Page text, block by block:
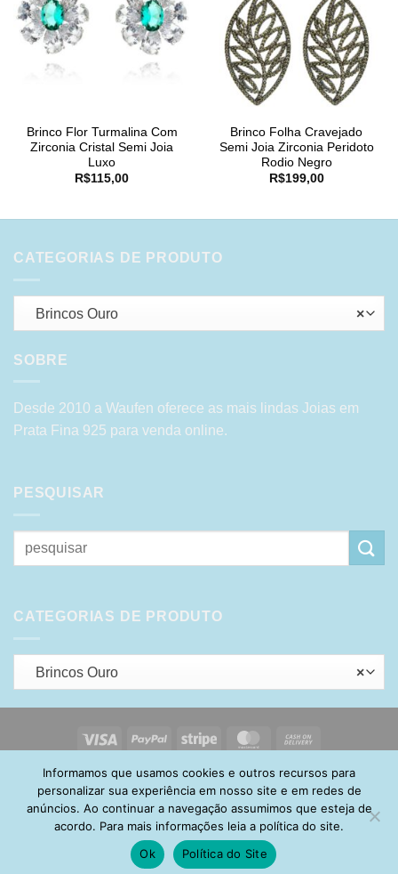
Brinco Flor Turmalina Com
Zirconia Cristal Semi Joia
Luxo
R$115,00
Brinco Folha Cravejado
Semi Joia Zirconia Peridoto
Rodio Negro
R$199,00
CATEGORIAS DE PRODUTO
×
Brincos Ouro
SOBRE
Desde 2010 a Waufen oferece as mais lindas Joias em
Prata Fina 925 para venda online.
PESQUISAR
Pesquisar
por:
CATEGORIAS DE PRODUTO
×
Brincos Ouro
Visa PayPal Stripe MasterCard
Delivery
HOME SOBRE POLÍTICA DE PRIVACIDADE
ENTREGA
TROCA E DEVOLUÇÃO
GARANTIA FAQ
CARRINHO
MINHA CONTA
Informamos que usamos cookies e outros recursos para
personalizar sua experiência em nosso site e em redes de
anúncios. Ao continuar a navegação assumimos que esteja de
acordo. Para mais informações leia a política do site.
Ok
Política do Site